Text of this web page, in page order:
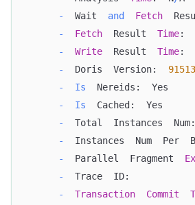
-
  Wait
and Fetch
-
Fetch
  Result
Time:
-
Write
  Result
Time:
-
  Doris  Version:
-
Is
  Nereids:  Yes
-
Is
  Cached:  Yes
-
Total  Instances
-
Instances  Num  Per
-
  Parallel  Fragment
-
  Trace  ID:
-
Transaction Commit